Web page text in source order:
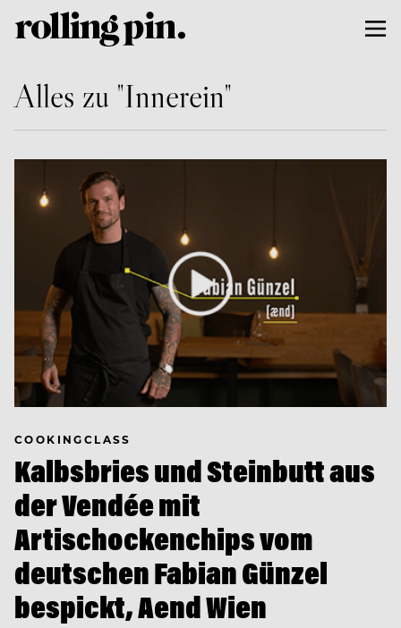
Alles zu "Innerein"
COOKINGCLASS
Kalbsbries und Steinbutt aus
der Vendée mit
Artischockenchips vom
deutschen Fabian Günzel
bespickt, Aend Wien